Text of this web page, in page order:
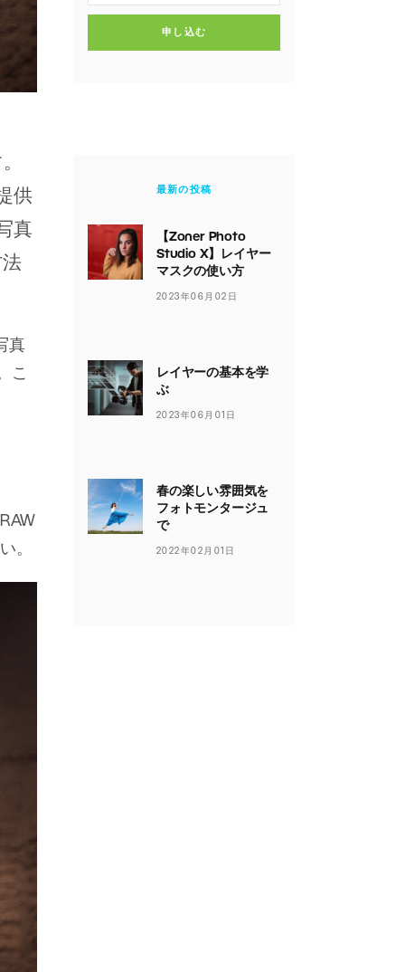
供
真
真
こ
。
申し込む
最新の投稿
【Zoner Photo
Studio X】レイヤー
マスクの使い方
2023年06月02日
レイヤーの基本を学
ぶ
2023年06月01日
春の楽しい雰囲気を
フォトモンタージュ
で
2022年02月01日